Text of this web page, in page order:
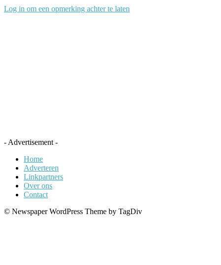
Log in om een opmerking achter te laten
- Advertisement -
Home
Adverteren
Linkpartners
Over ons
Contact
© Newspaper WordPress Theme by TagDiv